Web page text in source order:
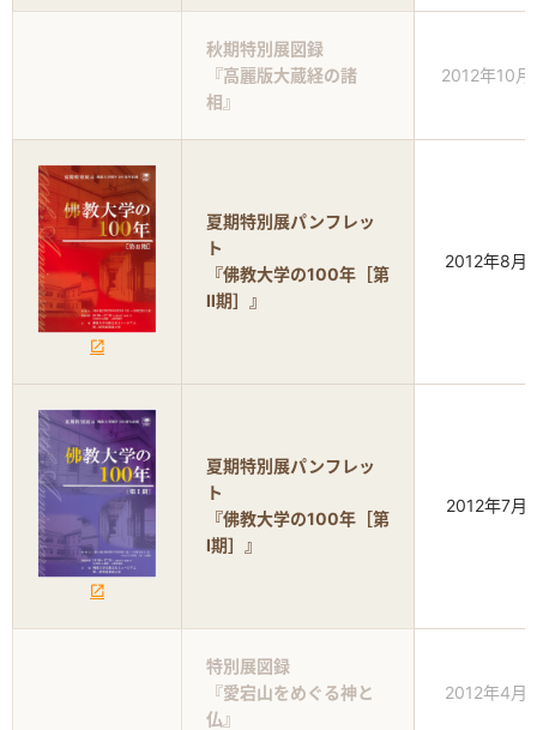
秋期特別展図録
『高麗版大蔵経の諸
相』
2012年10月
夏期特別展パンフレッ
ト
『佛教大学の100年［第
Ⅱ期］』
2012年8月
夏期特別展パンフレッ
ト
『佛教大学の100年［第
Ⅰ期］』
2012年7月
特別展図録
『愛宕山をめぐる神と
仏』
2012年4月